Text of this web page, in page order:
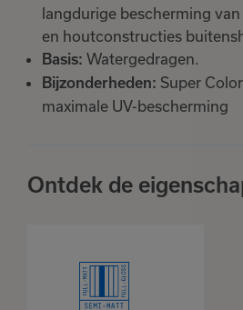
langdurige bescherming
en houtconstructies
Basis: Watergedragen.
Bijzonderheden: Super
maximale UV-bescherming
Ontdek de